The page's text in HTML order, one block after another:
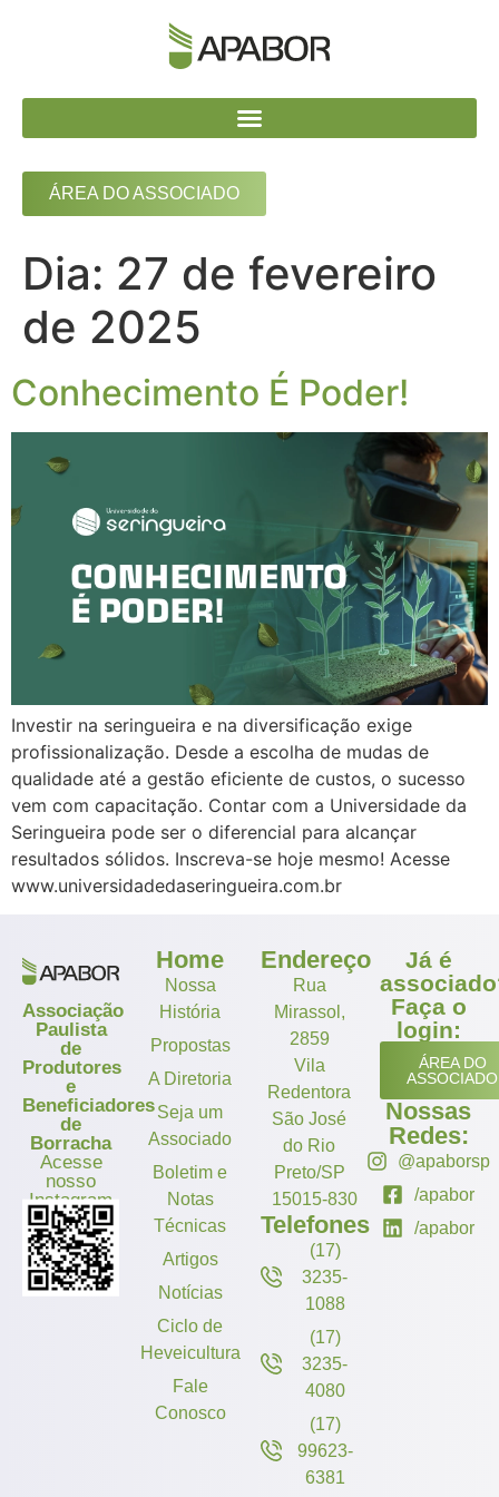
ÁREA DO ASSOCIADO
Dia: 27 de fevereiro
de 2025
Conhecimento É Poder!
Investir na seringueira e na diversificação exige
profissionalização. Desde a escolha de mudas de
qualidade até a gestão eficiente de custos, o sucesso
vem com capacitação. Contar com a Universidade da
Seringueira pode ser o diferencial para alcançar
resultados sólidos. Inscreva-se hoje mesmo! Acesse
www.universidadedaseringueira.com.br
Associação
Paulista
de
Produtores
e
Beneficiadores
de
Borracha
Acesse
nosso
Instagram
Home
Nossa
História
Propostas
A Diretoria
Seja um
Associado
Boletim e
Notas
Técnicas
Artigos
Notícias
Ciclo de
Heveicultura
Fale
Conosco
Endereço
Rua
Mirassol,
2859
Vila
Redentora
São José
do Rio
Preto/SP
15015-830
Telefones
(17)
3235-
1088
(17)
3235-
4080
(17)
99623-
6381
Já é
Faça o
login:
ÁREA DO
ASSOCIADO
Nossas
Redes:
@apaborsp
/apabor
/apabor